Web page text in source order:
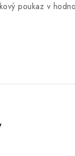
poukaz v